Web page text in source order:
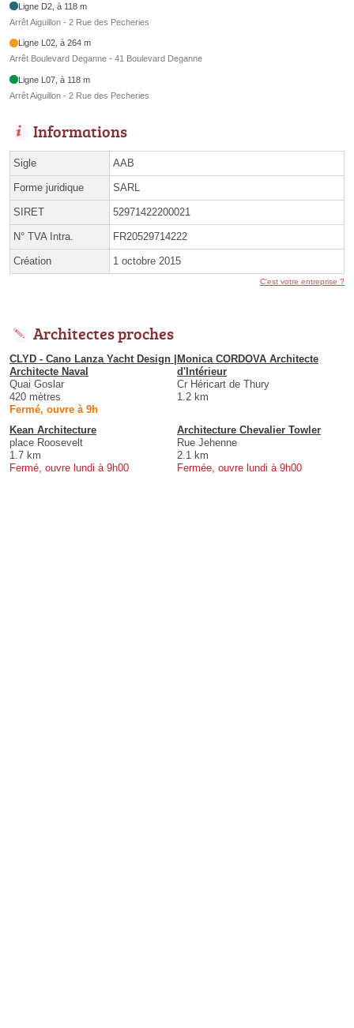
Ligne D2, à 118 m
Arrêt Aiguillon - 2 Rue des Pecheries
Ligne L02, à 264 m
Arrêt Boulevard Deganne - 41 Boulevard Deganne
Ligne L07, à 118 m
Arrêt Aiguillon - 2 Rue des Pecheries
Informations
Sigle AAB
Forme juridique SARL
SIRET 52971422200021
N° TVA Intra. FR20529714222
Création 1 octobre 2015
C'est votre entreprise ?
Architectes proches
CLYD - Cano Lanza Yacht Design |
Architecte Naval
Quai Goslar
420 mètres
Fermé, ouvre à 9h
Monica CORDOVA Architecte
d'Intérieur
Cr Héricart de Thury
1.2 km
Kean Architecture
place Roosevelt
1.7 km
Fermé, ouvre lundi à 9h00
Architecture Chevalier Towler
Rue Jehenne
2.1 km
Fermée, ouvre lundi à 9h00